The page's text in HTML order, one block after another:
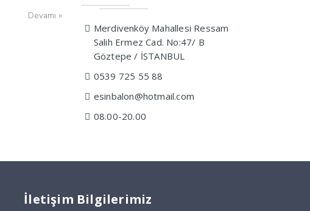
Devamı »
Merdivenköy Mahallesi Ressam
Salih Ermez Cad. No:47/ B
Göztepe / İSTANBUL
0539 725 55 88
esinbalon@hotmail.com
08.00-20.00
İletişim Bilgilerimiz